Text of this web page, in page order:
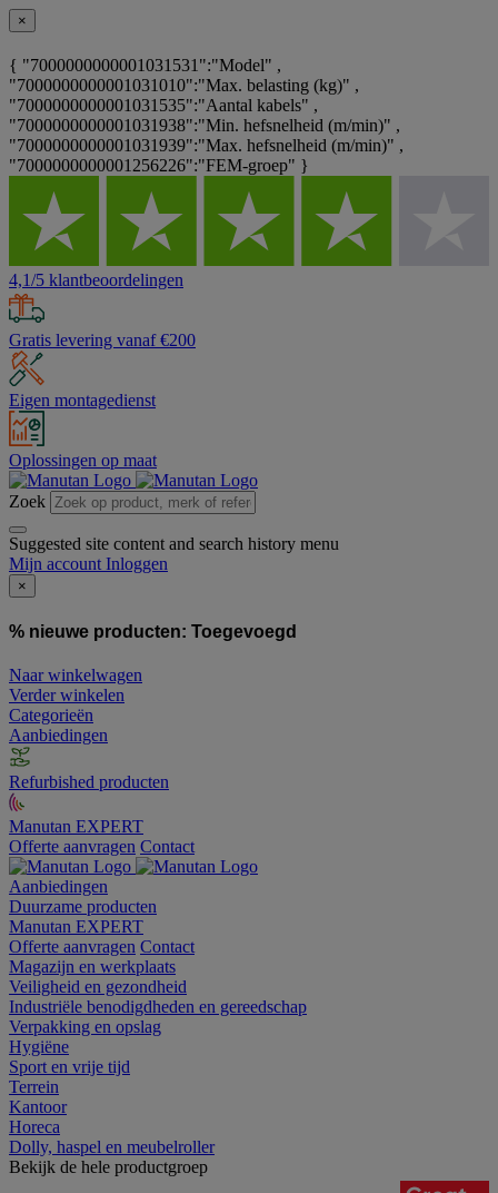
×
{ "7000000000001031531":"Model" ,
"7000000000001031010":"Max. belasting (kg)" ,
"7000000000001031535":"Aantal kabels" ,
"7000000000001031938":"Min. hefsnelheid (m/min)" ,
"7000000000001031939":"Max. hefsnelheid (m/min)" ,
"7000000000001256226":"FEM-groep" }
4,1/5 klantbeoordelingen
Gratis levering vanaf €200
Eigen montagedienst
Oplossingen op maat
Zoek
Suggested site content and search history menu
Mijn account Inloggen
×
% nieuwe producten: Toegevoegd
Naar winkelwagen
Verder winkelen
Categorieën
Aanbiedingen
Refurbished producten
Manutan EXPERT
Offerte aanvragen Contact
Aanbiedingen
Duurzame producten
Manutan EXPERT
Offerte aanvragen Contact
Magazijn en werkplaats
Veiligheid en gezondheid
Industriële benodigdheden en gereedschap
Verpakking en opslag
Hygiëne
Sport en vrije tijd
Terrein
Kantoor
Horeca
Dolly, haspel en meubelroller
Bekijk de hele productgroep